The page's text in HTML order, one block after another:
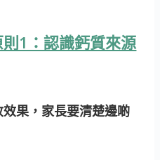
1：認識鈣質來源
果，家長要清楚邊啲